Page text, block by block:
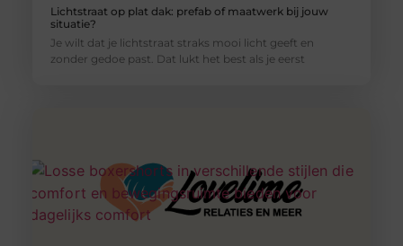
Lichtstraat op plat dak: prefab of maatwerk bij jouw
situatie?
Je wilt dat je lichtstraat straks mooi licht geeft en
zonder gedoe past. Dat lukt het best als je eerst